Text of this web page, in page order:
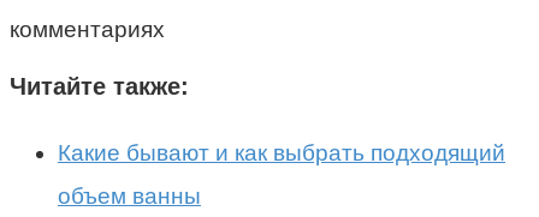
комментариях
Читайте также:
Какие бывают и как выбрать подходящий
объем ванны